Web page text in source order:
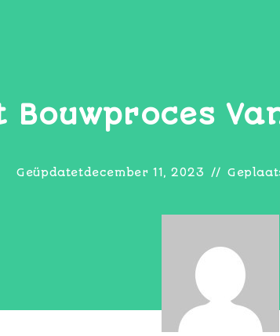
Bouwproces
Geüpdatetdecember 11, 2023